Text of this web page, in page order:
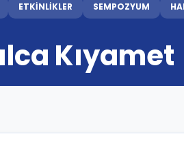
ETKİNLİKLER SEMPOZYUM
Kıyamet